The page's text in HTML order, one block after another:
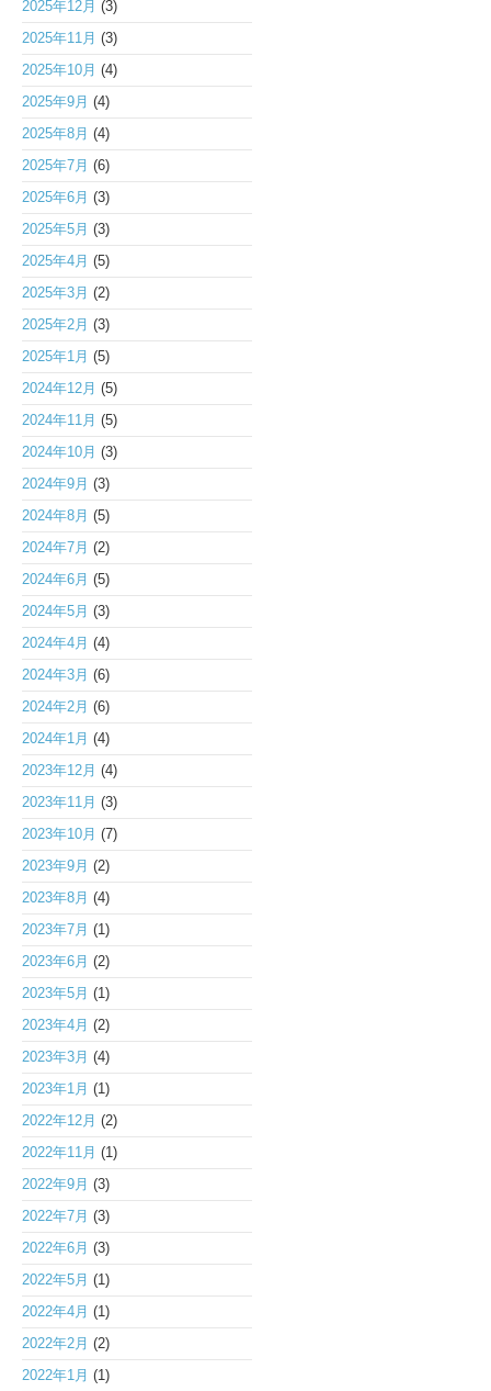
2025年12月 (3)
2025年11月 (3)
2025年10月 (4)
2025年9月 (4)
2025年8月 (4)
2025年7月 (6)
2025年6月 (3)
2025年5月 (3)
2025年4月 (5)
2025年3月 (2)
2025年2月 (3)
2025年1月 (5)
2024年12月 (5)
2024年11月 (5)
2024年10月 (3)
2024年9月 (3)
2024年8月 (5)
2024年7月 (2)
2024年6月 (5)
2024年5月 (3)
2024年4月 (4)
2024年3月 (6)
2024年2月 (6)
2024年1月 (4)
2023年12月 (4)
2023年11月 (3)
2023年10月 (7)
2023年9月 (2)
2023年8月 (4)
2023年7月 (1)
2023年6月 (2)
2023年5月 (1)
2023年4月 (2)
2023年3月 (4)
2023年1月 (1)
2022年12月 (2)
2022年11月 (1)
2022年9月 (3)
2022年7月 (3)
2022年6月 (3)
2022年5月 (1)
2022年4月 (1)
2022年2月 (2)
2022年1月 (1)